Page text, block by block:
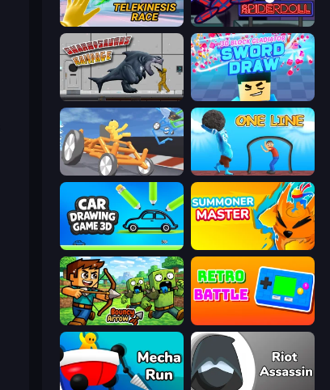
Telekinesis Race 3D SpiderDoll
Sharkosaurus Rampage
Draw Crash Race One Line
Car Drawing Game 3D Summoner Master
Bouncy Arrow Retro Battle